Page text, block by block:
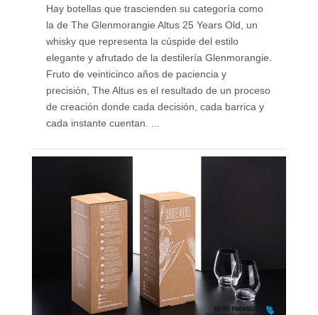
Hay botellas que trascienden su categoría como
la de The Glenmorangie Altus 25 Years Old, un
whisky que representa la cúspide del estilo
elegante y afrutado de la destilería Glenmorangie.
Fruto de veinticinco años de paciencia y
precisión, The Altus es el resultado de un proceso
de creación donde cada decisión, cada barrica y
cada instante cuentan. ...